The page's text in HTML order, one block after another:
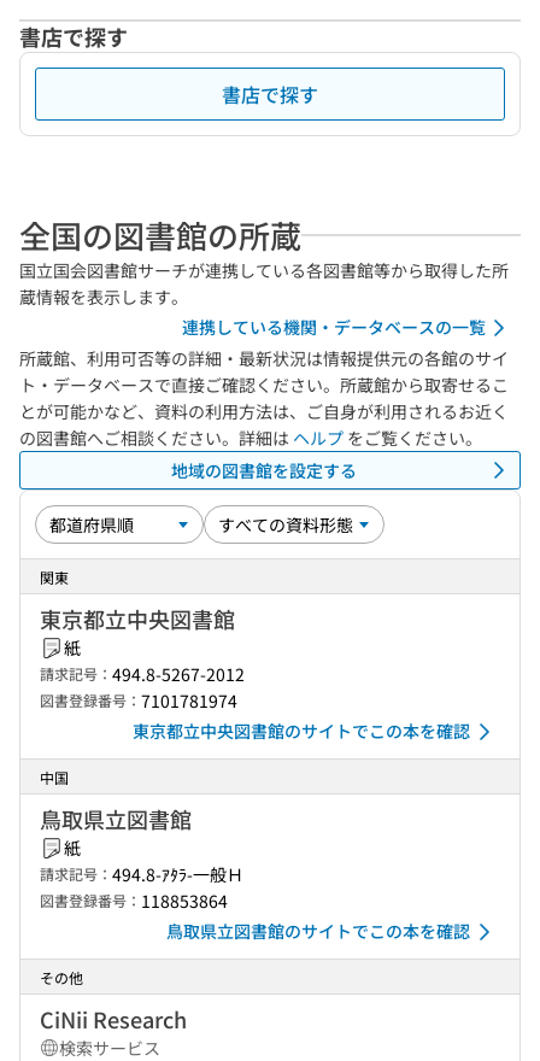
書店で探す
書店で探す
全国の図書館の所蔵
国立国会図書館サーチが連携している各図書館等から取得した所
蔵情報を表示します。
連携している機関・データベースの一覧
所蔵館、利用可否等の詳細・最新状況は情報提供元の各館のサイ
ト・データベースで直接ご確認ください。所蔵館から取寄せるこ
とが可能かなど、資料の利用方法は、ご自身が利用されるお近く
の図書館へご相談ください。詳細は ヘルプ をご覧ください。
地域の図書館を設定する
関東
東京都立中央図書館
紙
請求記号： 494.8-5267-2012
図書登録番号： 7101781974
東京都立中央図書館のサイトでこの本を確認
中国
鳥取県立図書館
紙
請求記号： 494.8-ｱﾀﾗ-一般Ｈ
図書登録番号： 118853864
鳥取県立図書館のサイトでこの本を確認
その他
CiNii Research
検索サービス